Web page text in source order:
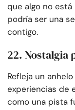
que algo no
podría ser una
contigo.
22. Nostalgia
Refleja un
experiencias de
como una pista